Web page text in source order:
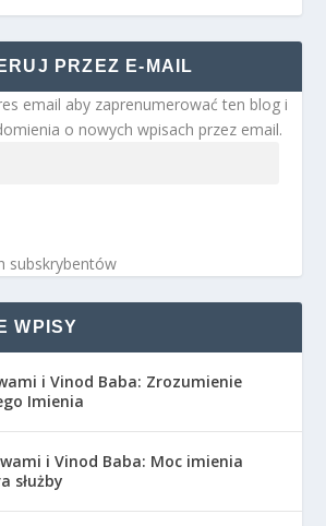
PRZEZ E-MAIL
email aby zaprenumerować ten blog i
o nowych wpisach przez email.
subskrybentów
WPISY
i Vinod Baba: Zrozumienie
Imienia
i Vinod Baba: Moc imienia
służby